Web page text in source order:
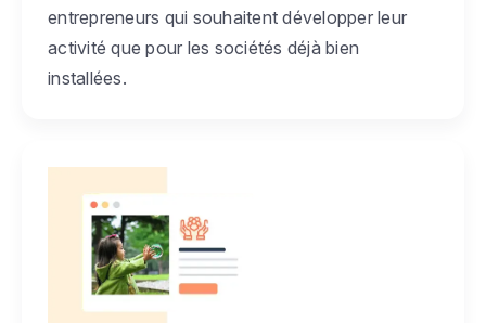
entrepreneurs qui souhaitent développer leur
activité que pour les sociétés déjà bien
installées.